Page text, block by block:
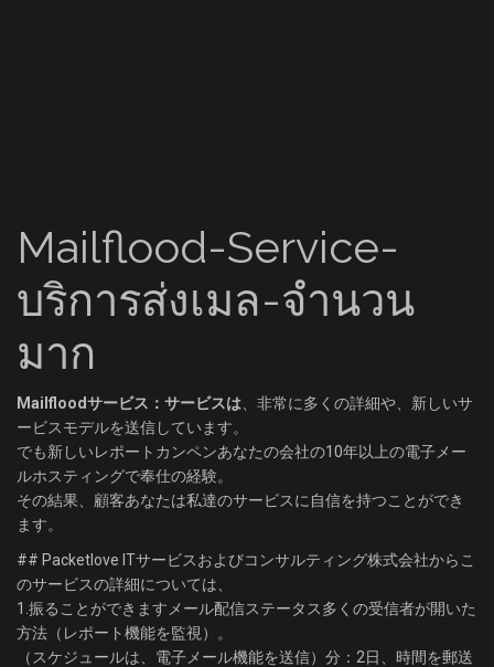
Mailflood-Service-
บริการส่งเมล-จำนวน
มาก
Mailfloodサービス：サービスは 、非常に多くの詳細や、新しいサ
ービスモデルを送信しています。
でも新しいレポートカンペンあなたの会社の10年以上の電子メー
ルホスティングで奉仕の経験。
その結果、顧客あなたは私達のサービスに自信を持つことができ
ます。
## Packetlove ITサービスおよびコンサルティング株式会社からこ
のサービスの詳細については、
1.振ることができますメール配信ステータス多くの受信者が開いた
方法（レポート機能を監視）。
（スケジュールは、電子メール機能を送信）分：2日、時間を郵送